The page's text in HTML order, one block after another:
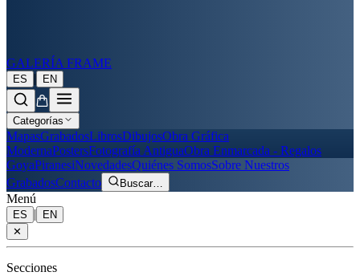
GALERÍA FRAME
ES | EN
Categorías
MapasGrabadosLibrosDibujosObra Gráfica
ModernaPostersFotografía AntiguaObra Enmarcada - Regalos
GoyaPiranesiNovedadesQuiénes SomosSobre Nuestros
GrabadosContacto Buscar…
Menú
ES |
EN
✕
Secciones